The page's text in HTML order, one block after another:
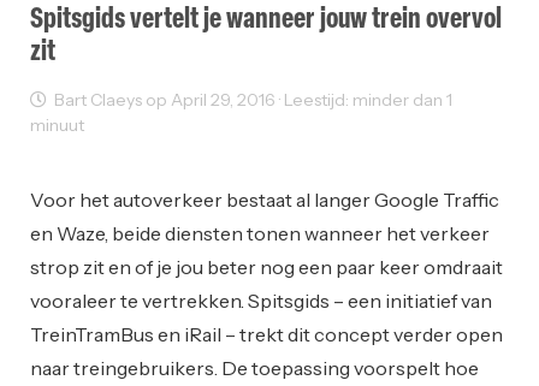
Spitsgids vertelt je wanneer jouw trein overvol
zit
Bart Claeys op April 29, 2016 · Leestijd: minder dan 1
minuut
Voor het autoverkeer bestaat al langer Google Traffic
en Waze, beide diensten tonen wanneer het verkeer
strop zit en of je jou beter nog een paar keer omdraait
vooraleer te vertrekken. Spitsgids – een initiatief van
TreinTramBus en iRail – trekt dit concept verder open
naar treingebruikers. De toepassing voorspelt hoe